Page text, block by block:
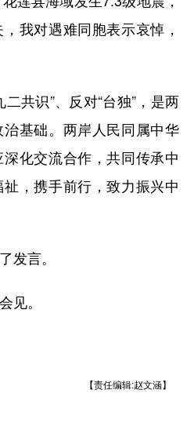
我对遇难同胞表示哀悼，
共识”、反对“台独”，是两
基础。两岸人民同属中华
化交流合作，共同传承中
，携手前行，致力振兴中
言。
见。
【责任编辑:赵文涵】